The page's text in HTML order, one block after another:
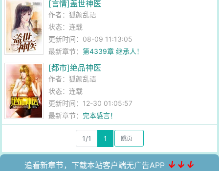
[言情]盖世神医
作者：狐颜乱语
状态：连载
更新时间：08-09 11:13:05
最新章节：第4339章 继承人！
[都市]绝品神医
作者：狐颜乱语
状态：连载
更新时间：12-30 01:05:57
最新章节：完本感言！
1/1 1
追看新章节，下载本站客户端无广告APP ↓↓↓